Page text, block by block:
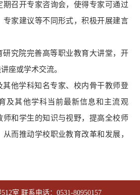
期召开专家咨询会，使得专家可通过
专家建议等不同形式，积极开展建言
研究院完善高等职业教育大讲堂，开
座或学术交流。
其他学科知名专家、校内骨干教师登
及其他学科当前最新信息和主流观
师和学生的知识与视野，提高全校师
而推动学校职业教育改革和发展，
室 联系电话：0531-80950157